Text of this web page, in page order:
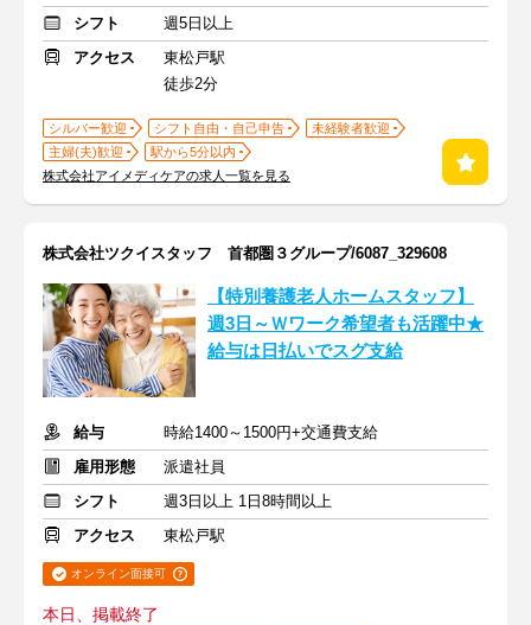
シフト
週5日以上
アクセス
東松戸駅
徒歩2分
シルバー歓迎 シフト自由・自己申告
未経験者歓迎
主婦(夫)歓迎
駅から5分以内
株式会社アイメディケアの求人一覧を見る
株式会社ツクイスタッフ 首都圏３グループ/6087_329608
【特別養護老人ホームスタッフ】
週3日～Ｗワーク希望者も活躍中★
給与は日払いでスグ支給
給与
時給1400～1500円+交通費支給
雇用形態
派遣社員
シフト
週3日以上 1日8時間以上
アクセス
東松戸駅
オンライン面接可
本日、掲載終了